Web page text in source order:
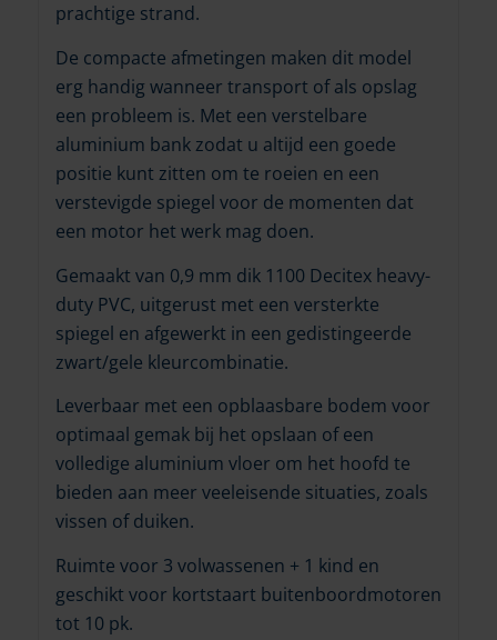
prachtige strand.
De compacte afmetingen maken dit model
erg handig wanneer transport of als opslag
een probleem is. Met een verstelbare
aluminium bank zodat u altijd een goede
positie kunt zitten om te roeien en een
verstevigde spiegel voor de momenten dat
een motor het werk mag doen.
Gemaakt van 0,9 mm dik 1100 Decitex heavy-
duty PVC, uitgerust met een versterkte
spiegel en afgewerkt in een gedistingeerde
zwart/gele kleurcombinatie.
Leverbaar met een opblaasbare bodem voor
optimaal gemak bij het opslaan of een
volledige aluminium vloer om het hoofd te
bieden aan meer veeleisende situaties, zoals
vissen of duiken.
Ruimte voor 3 volwassenen + 1 kind en
geschikt voor kortstaart buitenboordmotoren
tot 10 pk.